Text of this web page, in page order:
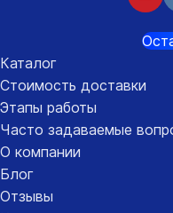
Каталог
Стоимость доставки
Этапы работы
Часто задаваемые
О компании
Блог
Отзывы